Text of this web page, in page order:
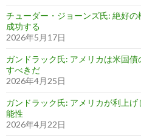
チューダー・ジョーンズ氏: 絶好
成功する
2026年5月17日
ガンドラック氏: アメリカは米国
すべきだ
2026年4月25日
ガンドラック氏: アメリカが利上
能性
2026年4月22日